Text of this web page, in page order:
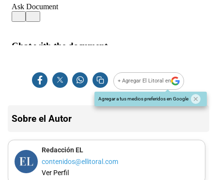
+ Agregar El Litoral en
Agregar a tus medios preferidos en Google
Sobre el Autor
Redacción EL
contenidos@ellitoral.com
Ver Perfil